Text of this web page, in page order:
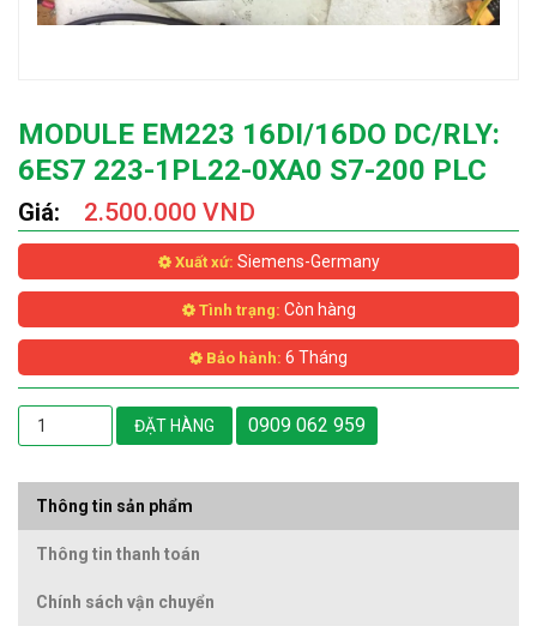
MODULE EM223 16DI/16DO DC/RLY:
6ES7 223-1PL22-0XA0 S7-200 PLC
Giá: 2.500.000 VND
Xuất xứ: Siemens-Germany
Tình trạng: Còn hàng
Bảo hành: 6 Tháng
ĐẶT HÀNG 0909 062 959
Thông tin sản phẩm
Thông tin thanh toán
Chính sách vận chuyển